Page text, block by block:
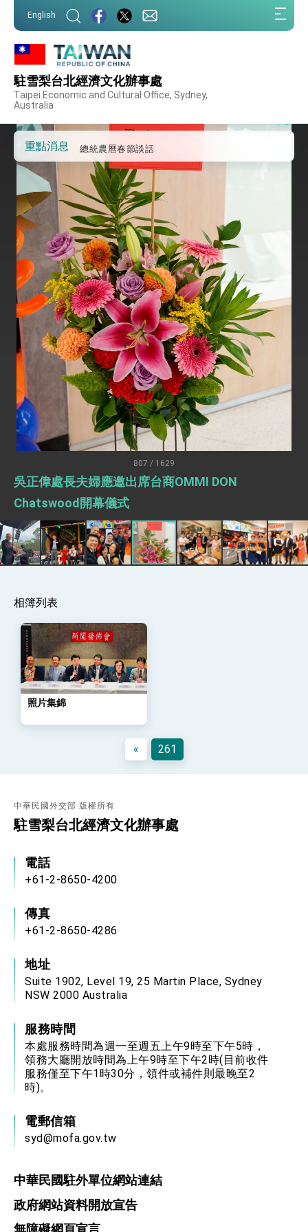
English
駐雪梨台北經濟文化辦事處
Taipei Economic and Cultural Office, Sydney,
Australia
重點消息
經驗為亞太醫療照護發展開創新里程碑
外交部發布WHA文宣影片「台灣醫療點亮世界」
世界展現台灣守護全球健康的創新能量
總統出訪史瓦帝尼返國談話 強調臺灣人有權利
走向世界 盼與理念相近國家共同維護國際秩序
堅定走向世界 賴總統抵達史瓦帝尼王國進行國是
訪問
國家邁出合作第一步
總統農曆春節談話
台美貿易協議完成簽署達成6大目標、創5大歷史
性突破 總統強調將以3大面向加速臺灣經濟轉型
升級 籲請立院全力支持並盡速通過
臺美簽署「對等貿易協定」確立對等關稅15%且不
疊加 我輸美2072項產品豁免對等關稅
總統接受「法新社」（AFP）專訪內容
外交部長林佳龍於《外交事務》撰文指出：自由
世界 需要台灣，團結合作方能守護繁榮
外交部長林佳龍出席《台灣光華雜誌》50週年慶
「見證蛻變，分享世界的光華」開幕式，期許數
位轉 型迎向下個50年
總統主持「台美經濟繁榮夥伴對話」記者會 說
明臺美合作三大戰略方向 盼與民主夥伴共同引
領 下一個世代的繁榮
外交部長林佳龍接受印尼「時代雜誌」專訪，闡
述印太安全局勢，籲深化台印尼半導體供應鏈合
作
外交部長林佳龍午宴歡迎美國聯邦參議員蓋耶哥
訪問團
外交部長林佳龍接見美國智庫「德國馬歇爾基金
會」訪問團一行，深化跨大西洋戰略夥伴關係
臺美經貿談判獲階段性成果 卓揆期勉爭取時間完
成「臺美對等貿易協定」簽署
卓揆：臺美關稅談判階段性結果有助臺灣取得有
利戰略地位 全力支持「臺美對等貿易協定」簽署
外交部與數位發展部攜手合作，整合台灣雄厚數
位實力，達成固邦榮邦目標
外交部長林佳龍主持第35次「參與亞太經濟合作
策略小組」跨部會會議
民調顯示多數國人滿意政府外交表現，高度支持
「總合外交」與台歐美日關係深化
總統以「韌性之島，希望之光」為題發表2026新
年談話
總統發表執政周年談話 盼面對未來挑戰 堅持
團結 迎風轉型 穩健前行
賴總統就職演說影片
總統重要談話
外交部重要言論
我國政府將在美國亞利桑納州設立「駐鳳凰城辦
事處」，進一步深化台美交流合作
807 / 1629
吳正偉處長夫婦應邀出席台商OMMI DON
Chatswood開幕儀式
相簿列表
照片集錦
« 261
中華民國外交部 版權所有
駐雪梨台北經濟文化辦事處
電話
+61-2-8650-4200
傳真
+61-2-8650-4286
地址
Suite 1902, Level 19, 25 Martin Place, Sydney
NSW 2000 Australia
服務時間
本處服務時間為週一至週五上午9時至下午5時，
領務大廳開放時間為上午9時至下午2時(目前收件
服務僅至下午1時30分，領件或補件則最晚至2
時)。
電郵信箱
syd@mofa.gov.tw
中華民國駐外單位網站連結
政府網站資料開放宣告
無障礙網頁宣言